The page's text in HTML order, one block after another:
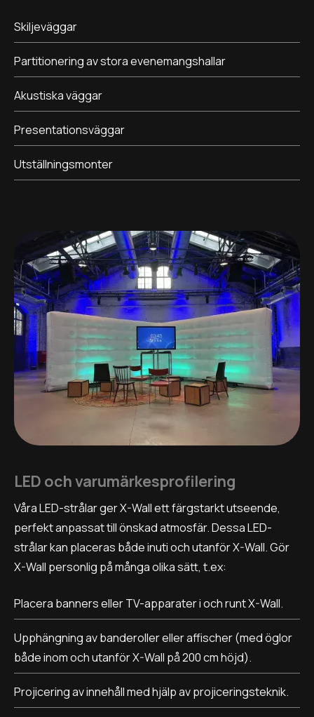
Skiljeväggar
Partitionering av stora evenemangshallar
Akustiska väggar
Presentationsväggar
Utställningsmonter
LED och varumärkesprofilering
Våra LED-strålar ger X-Wall ett färgstarkt utseende,
perfekt anpassat till önskad atmosfär. Dessa LED-
strålar kan placeras både inuti och utanför X-Wall. Gör
X-Wall personlig på många olika sätt, t.ex:
Placera banners eller TV-apparater i och runt X-Wall.
Upphängning av banderoller eller affischer (med öglor
både inom och utanför X-Wall på 200 cm höjd).
Projicering av innehåll med hjälp av projiceringsteknik.